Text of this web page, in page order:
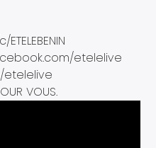
etelelive
etelelive
VOUS.